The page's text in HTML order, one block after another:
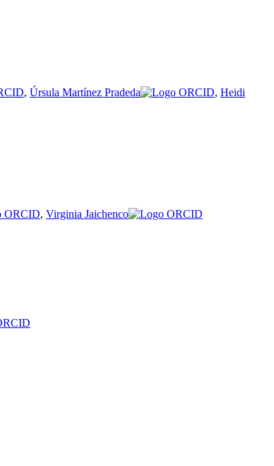
, Úrsula Martínez Pradeda , Heidi
, Virginia Jaichenco